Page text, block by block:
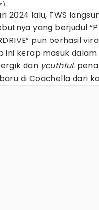
2024 lalu, TWS
yang berjudul
pun berhasil
ini kerap masuk
dan youthful,
di Coachella dari